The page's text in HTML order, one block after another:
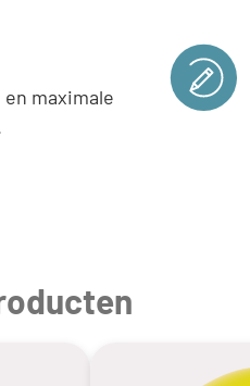
maximale